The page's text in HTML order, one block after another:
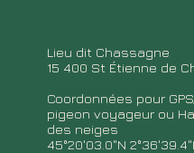
Lieu dit Chassagne
15 400 St Étienne de
Coordonnées pour GPS,
pigeon voyageur ou
des neiges
45°20'03.0"N